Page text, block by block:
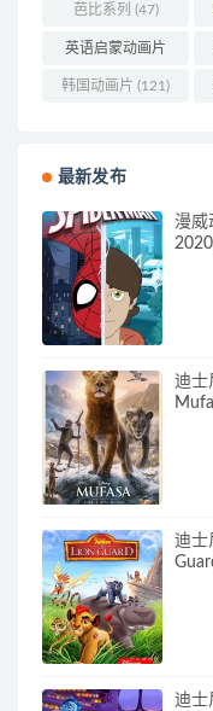
芭比系列 (47)
英语启蒙动画片
(160)
韩国动画片 (121)
最新发布
漫威
迪士
迪士
迪士